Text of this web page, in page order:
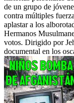
de un grupo de
contra múltiples
aplastar a los
Hermanos
votos. Dirigido por
documental en los